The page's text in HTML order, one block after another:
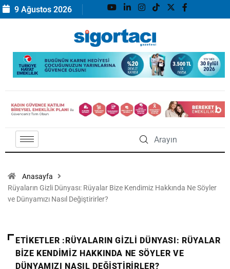
9 Ağustos 2026
Anasayfa
Rüyaların Gizli Dünyası: Rüyalar Bize Kendimiz Hakkında Ne Söyler
ve Dünyamızı Nasıl Değiştirirler?
ETIKETLER :RÜYALARIN GIZLI DÜNYASI: RÜYALAR
BIZE KENDIMIZ HAKKINDA NE SÖYLER VE
DÜNYAMIZI NASIL DEĞIŞTIRIRLER?